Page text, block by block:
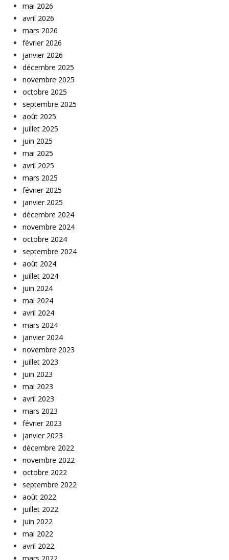
mai 2026
avril 2026
mars 2026
février 2026
janvier 2026
décembre 2025
novembre 2025
octobre 2025
septembre 2025
août 2025
juillet 2025
juin 2025
mai 2025
avril 2025
mars 2025
février 2025
janvier 2025
décembre 2024
novembre 2024
octobre 2024
septembre 2024
août 2024
juillet 2024
juin 2024
mai 2024
avril 2024
mars 2024
janvier 2024
novembre 2023
juillet 2023
juin 2023
mai 2023
avril 2023
mars 2023
février 2023
janvier 2023
décembre 2022
novembre 2022
octobre 2022
septembre 2022
août 2022
juillet 2022
juin 2022
mai 2022
avril 2022